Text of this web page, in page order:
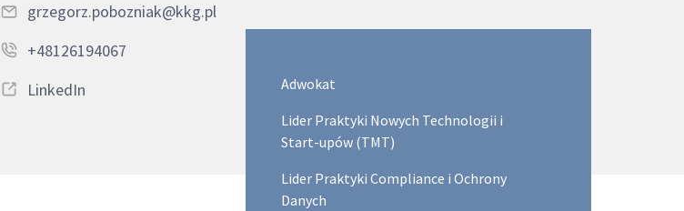
grzegorz.pobozniak@kkg.pl
+48126194067
LinkedIn
Adwokat
Lider Praktyki Nowych Technologii i
Start-upów (TMT)
Lider Praktyki Compliance i Ochrony
Danych